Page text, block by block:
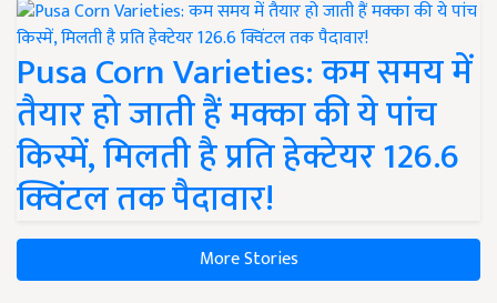
Pusa Corn Varieties: कम समय में
तैयार हो जाती हैं मक्का की ये पांच
किस्में, मिलती है प्रति हेक्टेयर 126.6
क्विंटल तक पैदावार!
More Stories